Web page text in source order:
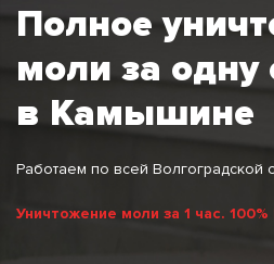
Полное
моли за одну
в Камышине
Работаем по всей Волгоградской
Уничтожение моли за 1 час. 100%